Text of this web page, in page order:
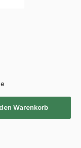
Warenkorb